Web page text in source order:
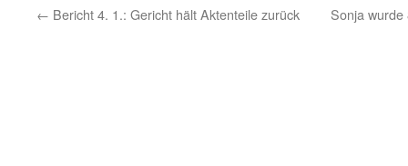
← Bericht 4. 1.: Gericht hält Aktenteile zurück Sonja